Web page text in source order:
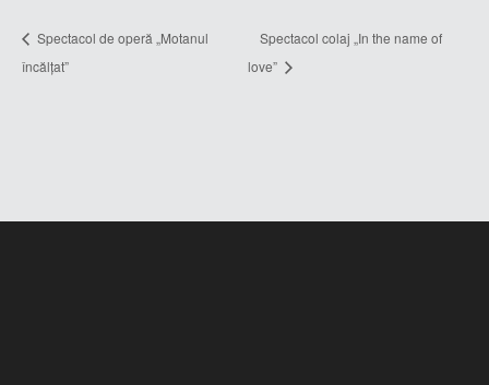
Spectacol de operă „Motanul
încălțat”
Spectacol colaj „In the name of
love”